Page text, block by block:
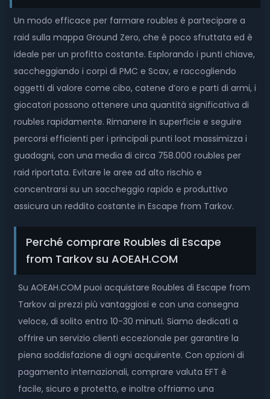
Un modo efficace per farmare roubles è partecipare a
raid sulla mappa Ground Zero, che è poco sfruttata ed è
ideale per un profitto costante. Esplorando i punti chiave,
saccheggiando i corpi di PMC e Scav, e raccogliendo
oggetti di valore come cibo, catene d’oro e parti di armi, i
giocatori possono ottenere una quantità significativa di
roubles rapidamente. Rimanere in superficie e seguire
percorsi efficienti per i principali punti loot massimizza i
guadagni, con una media di circa 758.000 roubles per
raid riportata. Evitare le aree ad alto rischio e
concentrarsi su un saccheggio rapido e produttivo
assicura un reddito costante in Escape from Tarkov.
Perché comprare Roubles di Escape
from Tarkov su AOEAH.COM
Su AOEAH.COM puoi acquistare Roubles di Escape from
Tarkov ai prezzi più vantaggiosi e con una consegna
veloce, di solito entro 10-30 minuti. Siamo dedicati a
offrire un servizio clienti eccezionale per garantire la
piena soddisfazione di ogni acquirente. Con opzioni di
pagamento internazionali, comprare valuta EFT è
facile, sicuro e protetto, e inoltre offriamo una